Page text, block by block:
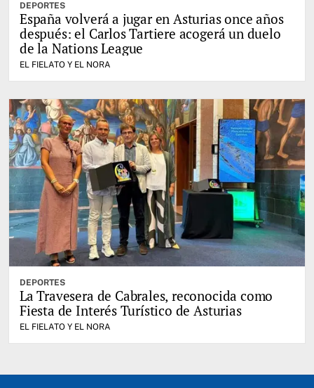
DEPORTES
España volverá a jugar en Asturias once años
después: el Carlos Tartiere acogerá un duelo
de la Nations League
EL FIELATO Y EL NORA
DEPORTES
La Travesera de Cabrales, reconocida como
Fiesta de Interés Turístico de Asturias
EL FIELATO Y EL NORA